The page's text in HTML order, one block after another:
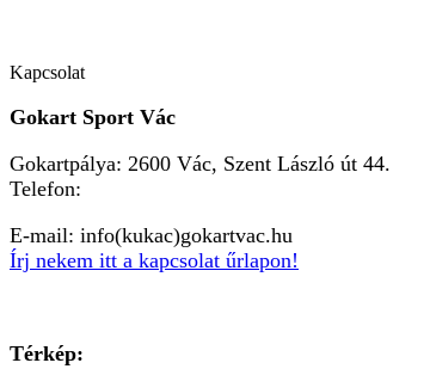
Kapcsolat
Gokart Sport Vác
Gokartpálya: 2600 Vác, Szent László út 44.
Telefon:
E-mail: info(kukac)gokartvac.hu
Írj nekem itt a kapcsolat űrlapon!
Térkép: